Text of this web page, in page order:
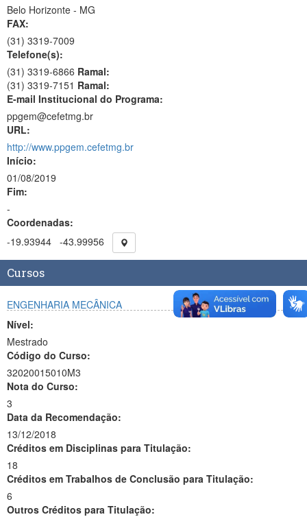
Belo Horizonte - MG
FAX:
(31) 3319-7009
Telefone(s):
(31) 3319-6866 Ramal:
(31) 3319-7151 Ramal:
E-mail Institucional do Programa:
ppgem@cefetmg.br
URL:
http://www.ppgem.cefetmg.br
Início:
01/08/2019
Fim:
-
Coordenadas:
-19.93944 -43.99956
Cursos
ENGENHARIA MECÂNICA
Nível:
Mestrado
Código do Curso:
32020015010M3
Nota do Curso:
3
Data da Recomendação:
13/12/2018
Créditos em Disciplinas para Titulação:
18
Créditos em Trabalhos de Conclusão para Titulação:
6
Outros Créditos para Titulação: